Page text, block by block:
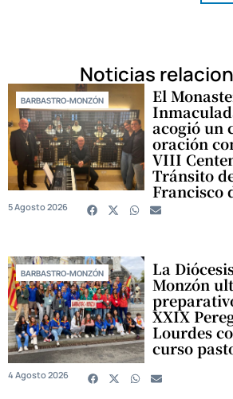
Noticias
BARBASTRO-MONZÓN El
acogió un
oración
VIII
Tránsito
Francisco
5 Agosto 2026
BARBASTRO-MONZÓN La
Monzón
XXIX
Lourdes
curso
4 Agosto 2026